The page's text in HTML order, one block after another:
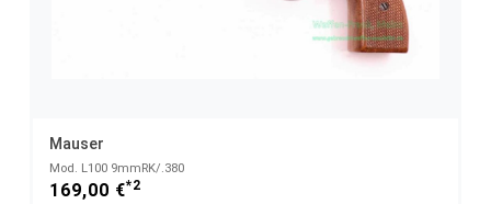
Mauser
Mod. L100 9mmRK/.380
169,00 €*2